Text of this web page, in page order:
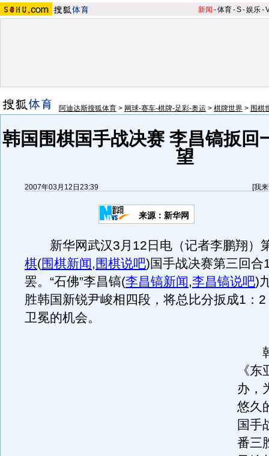
新闻 -体育-S-娱乐-
阿迪达斯搜狐体育 > 网球-赛车-棋牌-足彩-奥运 > 棋牌世界 > 围棋
韩国围棋国手战决赛 李昌镐扳回
望
2007年03月12日23:39 [我
来源：新华网
新华网武汉3月12日电（记者李鹏翔）
棋(围棋新闻, 围棋说吧)国手战决赛第三回合
罢。“石佛”李昌镐(李昌镐新闻,李昌镐说吧)
胜韩国新锐尹峻相四段，将总比分扳成1：
卫冕的机会。
韩
《
办，
悠久
国手
番三